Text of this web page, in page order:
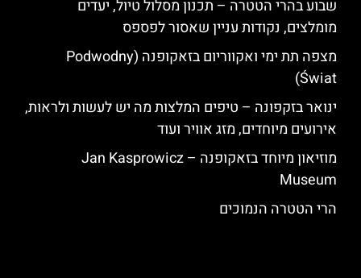
שבוע בהרי הטטרה – תכנון מסלול טיול, יעדים
מומלצים, נקודות עניין שאסור לפספס
מצפה תת ימי ואקווריום בזאקופנה (Podwodny
Świat)
ינואר בזקפונה – טיפים המלצות מה יש לעשות ולראות,
אירועים מיוחדים, מזג אוויר ועוד
מוזיאון מיוחד בזאקופנה – Jan Kasprowicz
Museum
הרי הטטרה הנמוכים